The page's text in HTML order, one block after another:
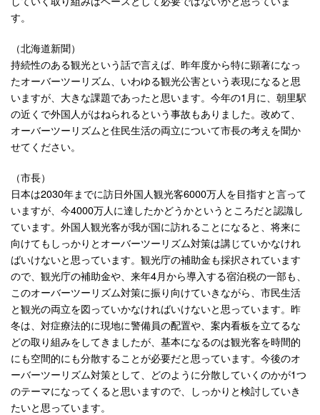
す。
（北海道新聞）
持続性のある観光という話で言えば、昨年度から特に顕著になっ
たオーバーツーリズム、いわゆる観光公害という表現になると思
いますが、大きな課題であったと思います。今年の1月に、朝里駅
の近くで外国人がはねられるという事故もありました。改めて、
オーバーツーリズムと住民生活の両立について市長の考えを聞か
せてください。
（市長）
日本は2030年までに訪日外国人観光客6000万人を目指すと言って
いますが、今4000万人に達したかどうかというところだと認識し
ています。外国人観光客が我が国に訪れることになると、将来に
向けてもしっかりとオーバーツーリズム対策は講じていかなけれ
ばいけないと思っています。観光庁の補助金も採択されています
ので、観光庁の補助金や、来年4月から導入する宿泊税の一部も、
このオーバーツーリズム対策に振り向けていきながら、市民生活
と観光の両立を図っていかなければいけないと思っています。昨
冬は、対症療法的に現地に警備員の配置や、案内看板を立てるな
どの取り組みをしてきましたが、基本になるのは観光客を時間的
にも空間的にも分散することが必要だと思っています。今後のオ
ーバーツーリズム対策として、どのように分散していくのかが1つ
のテーマになってくると思いますので、しっかりと検討していき
たいと思っています。